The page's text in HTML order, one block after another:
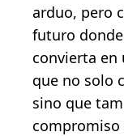
arduo, pero
futuro
convierta
que no solo
sino que
compromiso